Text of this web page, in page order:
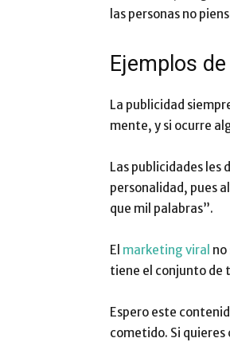
las personas no
Ejemplos
La publicidad
mente, y si ocurre
Las publicidades les
personalidad, pues
que mil palabras”.
El marketing viral no
tiene el conjunto de
Espero este
cometido. Si